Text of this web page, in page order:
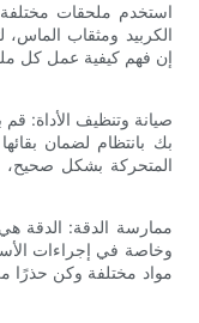
الكربيد ومثقاب الماس،
إن فهم كيفية عمل كل
بك بانتظام لضمان
المتحركة بشكل صحيح،
وخاصة في إجراءات
مواد مختلفة وكن حذرًا